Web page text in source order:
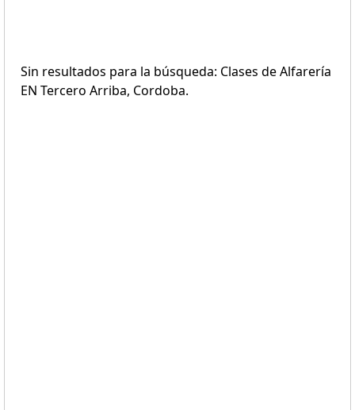
Sin resultados para la búsqueda: Clases de Alfarería
EN Tercero Arriba, Cordoba.